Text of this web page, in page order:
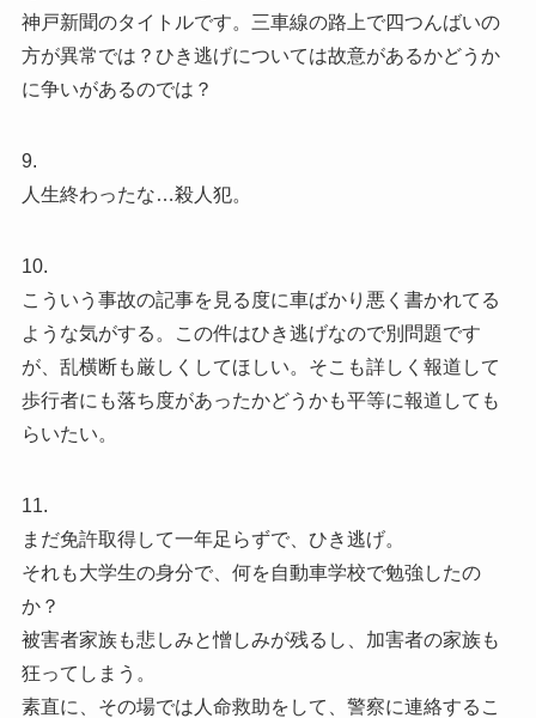
神戸新聞のタイトルです。三車線の路上で四つんばいの
方が異常では？ひき逃げについては故意があるかどうか
に争いがあるのでは？
9.
人生終わったな…殺人犯。
10.
こういう事故の記事を見る度に車ばかり悪く書かれてる
ような気がする。この件はひき逃げなので別問題です
が、乱横断も厳しくしてほしい。そこも詳しく報道して
歩行者にも落ち度があったかどうかも平等に報道しても
らいたい。
11.
まだ免許取得して一年足らずで、ひき逃げ。
それも大学生の身分で、何を自動車学校で勉強したの
か？
被害者家族も悲しみと憎しみが残るし、加害者の家族も
狂ってしまう。
素直に、その場では人命救助をして、警察に連絡するこ